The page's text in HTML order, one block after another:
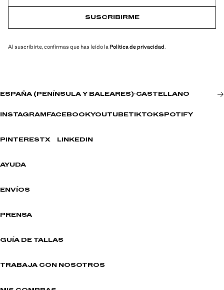
SUSCRIBIRME
Al suscribirte, confirmas que has leído la Política de privacidad.
ESPAÑA (PENÍNSULA Y BALEARES)·CASTELLANO
INSTAGRAM FACEBOOKYOUTUBETIKTOKSPOTIFY
PINTERESTX LINKEDIN
AYUDA
ENVÍOS
PRENSA
GUÍA DE TALLAS
TRABAJA CON NOSOTROS